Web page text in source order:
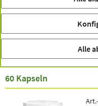
versandkostenfrei
innerhalb Deutschlands
Vitamin C+Zink
60 Kapseln
Alle